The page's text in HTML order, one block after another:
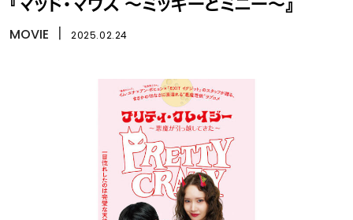
『マッド・マウス ～ミッキーとミニー～』
MOVIE 2025.02.24